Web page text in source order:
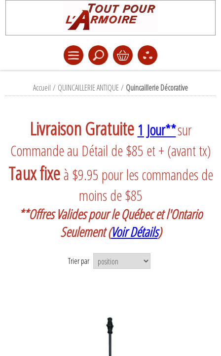
Accueil / QUINCAILLERIE ANTIQUE/ Quincaillerie Décorative
Livraison Gratuite 1 Jour**sur
Commande au Détail de $85 et + (avant tx)
Taux fixeà $9.95 pour les commandes de
moins de $85
**Offres Valides pour le Québec et l'Ontario
Seulement (Voir Détails)
Trier par